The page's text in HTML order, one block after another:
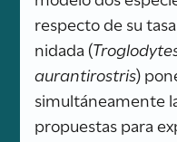
respecto de su
nidada (
aurantirostris)
simultáneamente
propuestas para